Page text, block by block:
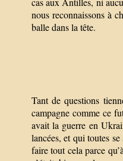
nous reconnaissons à
balle dans la tête.
Tant de questions
campagne comme ce
avait la guerre en
lancées, et qui toutes
faire tout cela parce